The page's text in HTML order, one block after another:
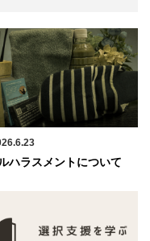
ハラスメントについて